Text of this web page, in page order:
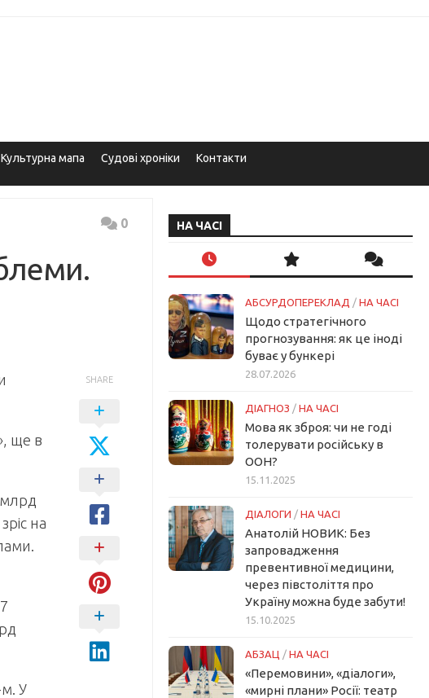
Культурна мапа Судові хроніки Контакти
0
ще в
на
м. У
SHARE
НА ЧАСІ
АБСУРДОПЕРЕКЛАД / НА ЧАСІ
Щодо стратегічного
прогнозування: як це іноді
буває у бункері
28.07.2026
ДІАГНОЗ / НА ЧАСІ
Мова як зброя: чи не годі
толерувати російську в
ООН?
15.11.2025
ДІАЛОГИ / НА ЧАСІ
Анатолій НОВИК: Без
запровадження
превентивної медицини,
через півстоліття про
Україну можна буде забути!
15.10.2025
АБЗАЦ / НА ЧАСІ
«Перемовини», «діалоги»,
«мирні плани» Росії: театр